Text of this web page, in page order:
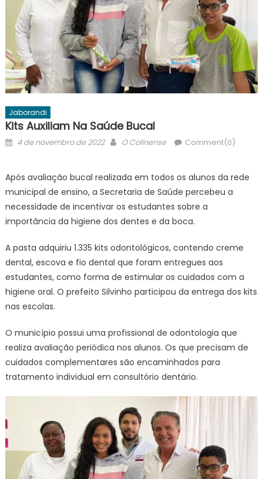
Jaborandi
Kits Auxiliam Na Saúde Bucal
Posted
4 de novembro de 2022 Author
O Colinense Comment(0)
Após avaliação bucal realizada em todos os alunos da rede
municipal de ensino, a Secretaria de Saúde percebeu a
necessidade de incentivar os estudantes sobre a
importância da higiene dos dentes e da boca.
A pasta adquiriu 1.335 kits odontológicos, contendo creme
dental, escova e fio dental que foram entregues aos
estudantes, como forma de estimular os cuidados com a
higiene oral. O prefeito Silvinho participou da entrega dos kits
nas escolas.
O município possui uma profissional de odontologia que
realiza avaliação periódica nos alunos. Os que precisam de
cuidados complementares são encaminhados para
tratamento individual em consultório dentário.